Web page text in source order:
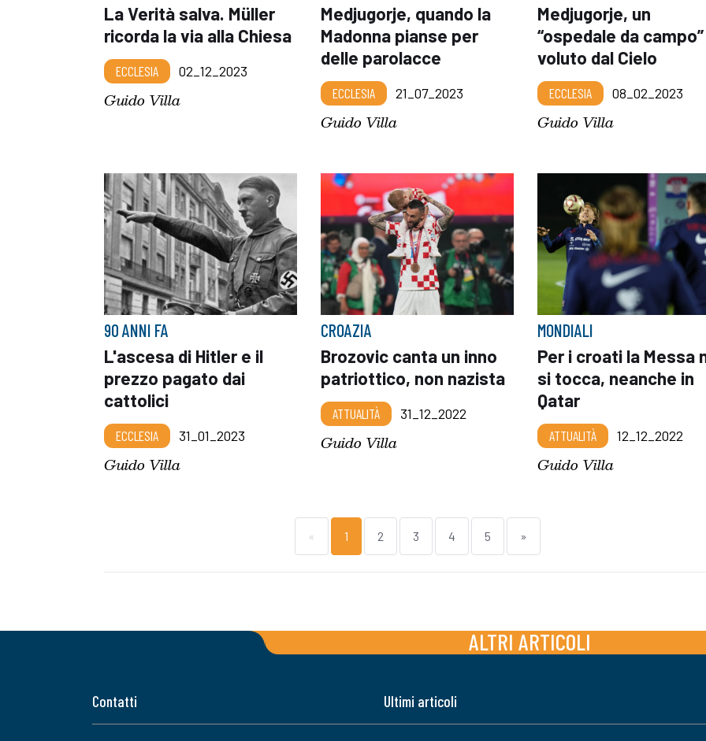
La Verità salva. Müller
ricorda la via alla Chiesa
ECCLESIA 02_12_2023
Guido Villa
Medjugorje, quando la
Madonna pianse per
delle parolacce
ECCLESIA 21_07_2023
Guido Villa
Medjugorje, un
“ospedale da campo”
voluto dal Cielo
ECCLESIA 08_02_2023
Guido Villa
90 ANNI FA
L'ascesa di Hitler e il
prezzo pagato dai
cattolici
ECCLESIA 31_01_2023
Guido Villa
CROAZIA
Brozovic canta un inno
patriottico, non nazista
ATTUALITÀ 31_12_2022
Guido Villa
MONDIALI
Per i croati la Messa
si tocca, neanche in
Qatar
ATTUALITÀ 12_12_2022
Guido Villa
« 1 2 3 4 5 »
ALTRI ARTICOLI
Contatti Ultimi articoli